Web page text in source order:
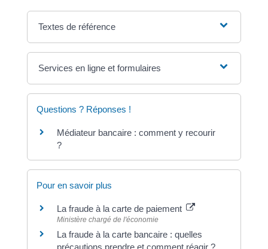
Textes de référence
Services en ligne et formulaires
Questions ? Réponses !
Médiateur bancaire : comment y recourir
?
Pour en savoir plus
La fraude à la carte de paiement
Ministère chargé de l'économie
La fraude à la carte bancaire : quelles
précautions prendre et comment réagir ?